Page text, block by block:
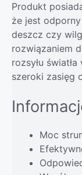
Produkt
że jest
deszcz czy
rozwiązaniem
rozsyłu
szeroki zasięg
Moc